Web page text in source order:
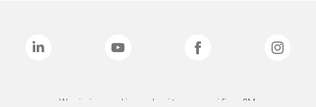
Wymienione marki są znakami towarowymi firmy 3M.